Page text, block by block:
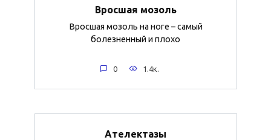
Вросшая мозоль
Вросшая мозоль на ноге – самый
болезненный и плохо
0 1.4к.
Ателектазы